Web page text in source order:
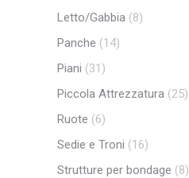
Letto/Gabbia (8)
Panche (14)
Piani (31)
Piccola Attrezzatura (25)
Ruote (6)
Sedie e Troni (16)
Strutture per bondage (8)